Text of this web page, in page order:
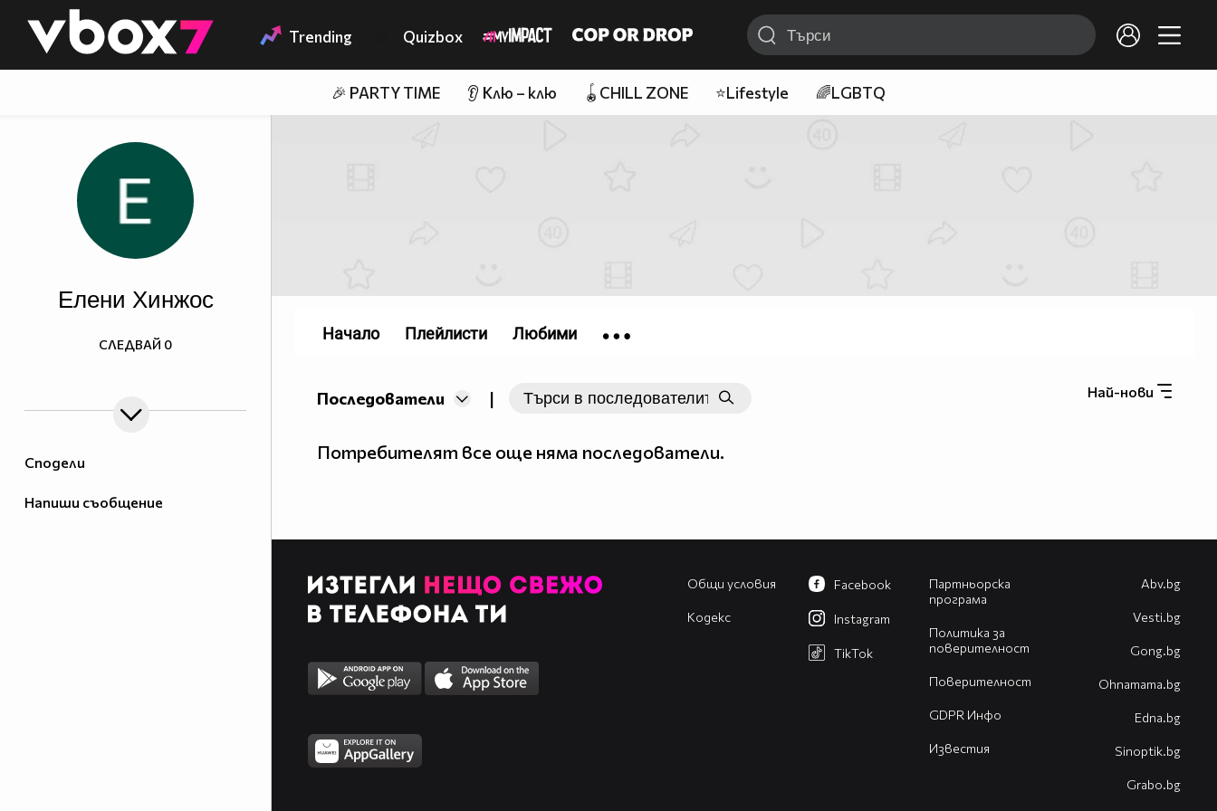
👾 Trending Quizbox
🎉 PARTY TIME 👂 Клю – клю 🪀CHILL ZONE ⭐Lifestyle 🌈LGBTQ
Сподели
Напиши съобщение
Елени Хинжос
СЛЕДВАЙ 0
Последователи | Най-нови
Потребителят все още няма последователи.
Начало Плейлисти Любими
Общи условия
Кодекс
Партньорска
програма
Политика за
поверителност
Поверителност
GDPR Инфо
Известия
Facebook
Instagram
TikTok
Abv.bg
Vesti.bg
Gong.bg
Оhnamama.bg
Edna.bg
Sinoptik.bg
Grabo.bg